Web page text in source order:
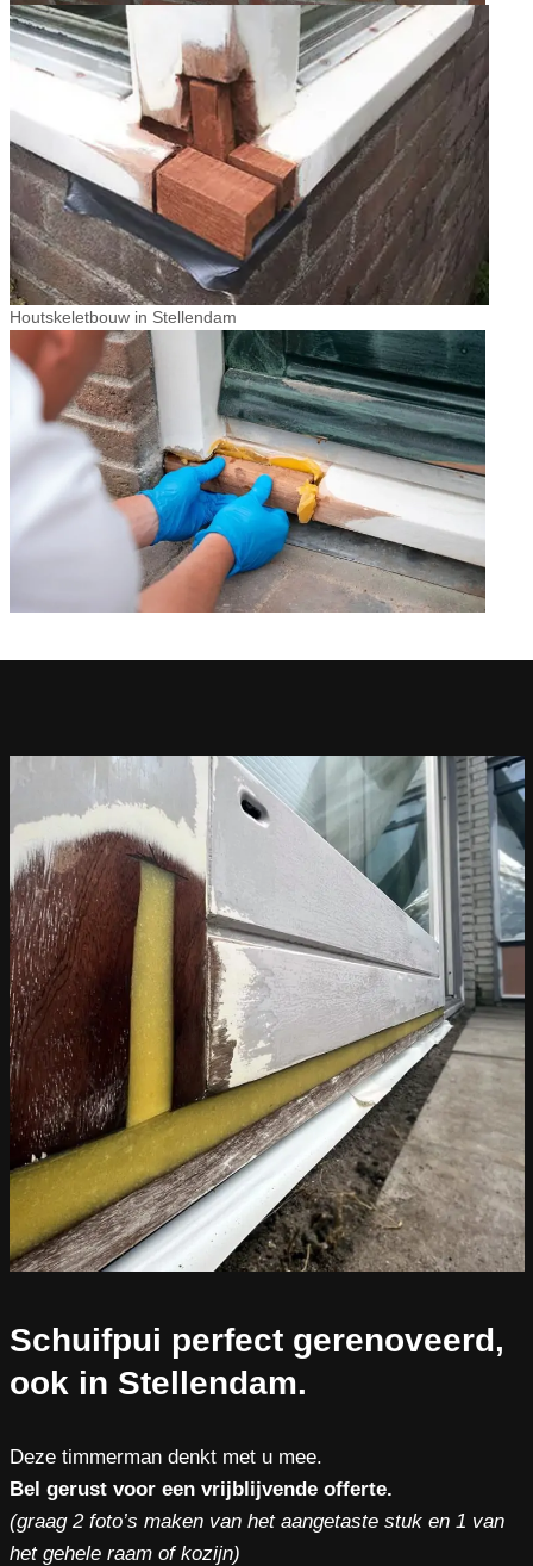
Houtskeletbouw in Stellendam
Schuifpui perfect gerenoveerd,
ook in Stellendam.
Deze timmerman denkt met u mee.
Bel gerust voor een vrijblijvende offerte.
(graag 2 foto’s maken van het aangetaste stuk en 1 van
het gehele raam of kozijn)